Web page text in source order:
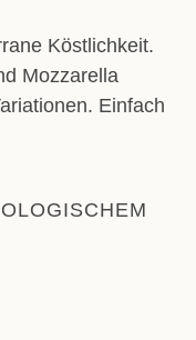
Köstlichkeit.
Mozzarella
Einfach